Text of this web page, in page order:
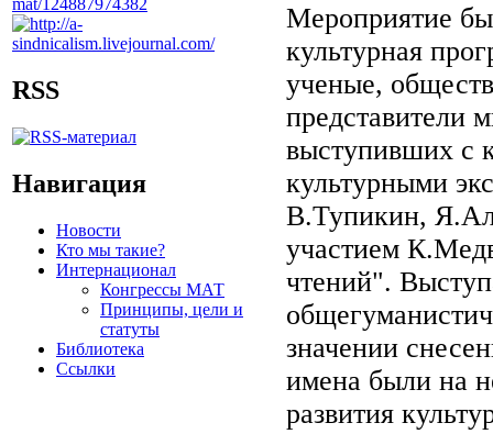
RSS
Навигация
Новости
Кто мы такие?
Интернационал
Конгрессы МАТ
Принципы, цели и
статуты
Библиотека
Ссылки
Мероприятие
культурная
ученые,
представители
выступивших с
культурными
В.Тупикин,
участием
чтений".
значении
имена были на
развития